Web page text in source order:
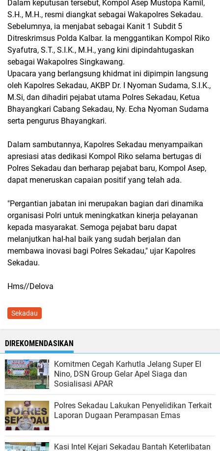
Dalam keputusan tersebut, Kompol Asep Mustopa Kamil,
S.H., M.H., resmi diangkat sebagai Wakapolres Sekadau.
Sebelumnya, ia menjabat sebagai Kanit 1 Subdit 5
Ditreskrimsus Polda Kalbar. Ia menggantikan Kompol Riko
Syafutra, S.T., S.I.K., M.H., yang kini dipindahtugaskan
sebagai Wakapolres Singkawang.
Upacara yang berlangsung khidmat ini dipimpin langsung
oleh Kapolres Sekadau, AKBP Dr. I Nyoman Sudama, S.I.K.,
M.Si, dan dihadiri pejabat utama Polres Sekadau, Ketua
Bhayangkari Cabang Sekadau, Ny. Echa Nyoman Sudama
serta pengurus Bhayangkari.
Dalam sambutannya, Kapolres Sekadau menyampaikan
apresiasi atas dedikasi Kompol Riko selama bertugas di
Polres Sekadau dan berharap pejabat baru, Kompol Asep,
dapat meneruskan capaian positif yang telah ada.
"Pergantian jabatan ini merupakan bagian dari dinamika
organisasi Polri untuk meningkatkan kinerja pelayanan
kepada masyarakat. Semoga pejabat baru dapat
melanjutkan hal-hal baik yang sudah berjalan dan
membawa inovasi bagi Polres Sekadau," ujar Kapolres
Sekadau.
Hms//Delova
Sekadau
DIREKOMENDASIKAN
Komitmen Cegah Karhutla Jelang Super El
Nino, DSN Group Gelar Apel Siaga dan
Sosialisasi APAR
Polres Sekadau Lakukan Penyelidikan Terkait
Laporan Dugaan Perampasan Emas
​Kasi Intel Kejari Sekadau Bantah Keterlibatan